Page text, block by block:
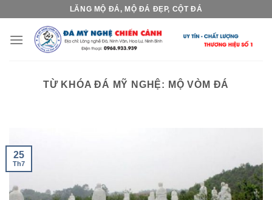
content
LĂNG MỘ ĐÁ, MỘ ĐÁ ĐẸP, CỘT ĐÁ
TỪ KHÓA ĐÁ MỸ NGHỆ: MỘ VÒM ĐÁ
25
Th7